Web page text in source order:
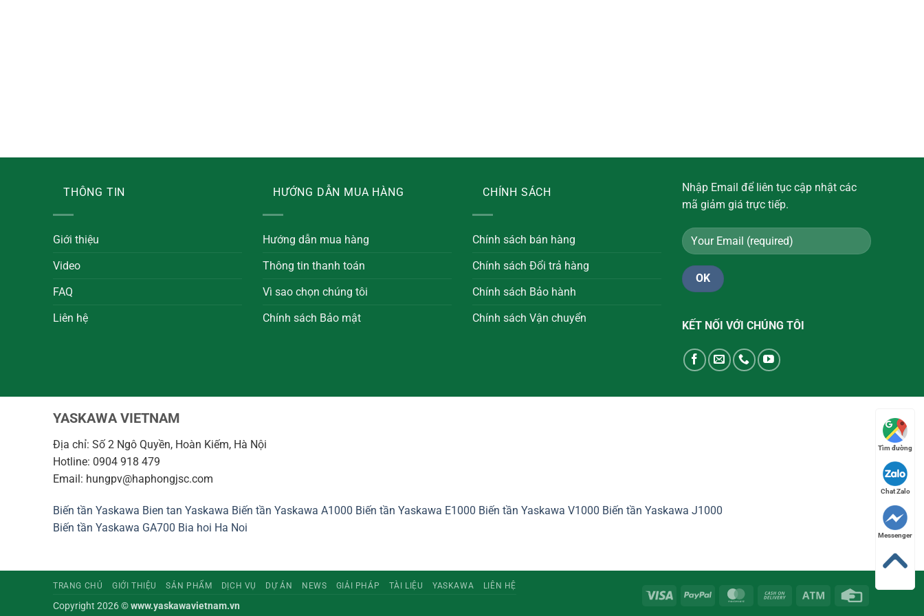
THÔNG TIN
Giới thiệu
Video
FAQ
Liên hệ
HƯỚNG DẪN MUA HÀNG
Hướng dẫn mua hàng
Thông tin thanh toán
Vì sao chọn chúng tôi
Chính sách Bảo mật
CHÍNH SÁCH
Chính sách bán hàng
Chính sách Đổi trả hàng
Chính sách Bảo hành
Chính sách Vận chuyển
Nhập Email để liên tục cập nhật các
mã giảm giá trực tiếp.
KẾT NỐI VỚI CHÚNG TÔI
YASKAWA VIETNAM
Địa chỉ: Số 2 Ngô Quyền, Hoàn Kiếm, Hà Nội
Hotline: 0904 918 479
Email: hungpv@haphongjsc.com
Biến tần Yaskawa Bien tan Yaskawa Biến tần Yaskawa A1000 Biến tần Yaskawa E1000 Biến tần Yaskawa V1000 Biến tần Yaskawa J1000
Biến tần Yaskawa GA700 Bia hoi Ha Noi
Visa PayPal MasterCardCash
Atm
TRANG CHỦ GIỚI THIỆU SẢN PHẨM DỊCH VỤ DỰ ÁN NEWS GIẢI PHÁP TÀI LIỆU YASKAWA LIÊN HỆ
Copyright 2026 ©www.yaskawavietnam.vn
Tìm đường
Chat Zalo
Messenger